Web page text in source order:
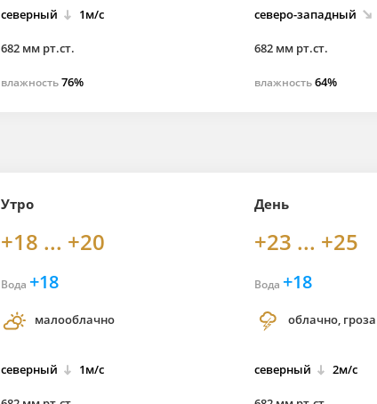
северный 1м/с
682 мм рт.ст.
влажность76%
северо-западный
682 мм рт.ст.
влажность64%
Утро
+18 ... +20
Вода +18
малооблачно
северный 1м/с
День
+23 ... +25
Вода +18
облачно, гроза
северный 2м/с